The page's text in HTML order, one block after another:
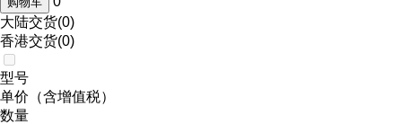
大陆交货(0)
香港交货(0)
型号
单价 （含增值税）
数量